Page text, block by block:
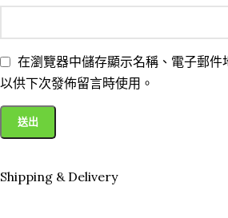
在瀏覽器中儲存顯示名稱、電子郵件
以供下次發佈留言時使用。
Shipping & Delivery